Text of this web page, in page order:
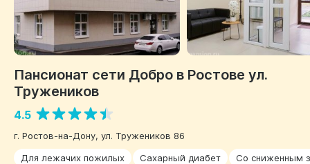
Пансионат сети Добро в Ростове ул.
Тружеников
4.5
г. Ростов-на-Дону, ул. Тружеников 86
Для лежачих пожилых
Сахарный диабет Со сниженным